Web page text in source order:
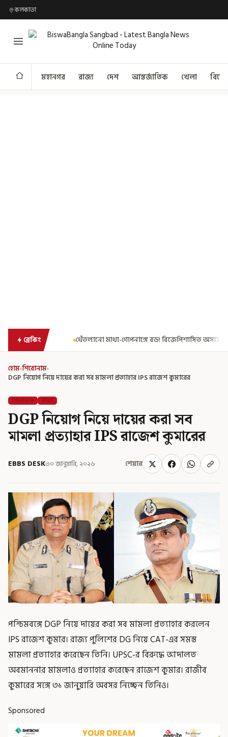
কলকাতা
মহানগর রাজ্য দেশ আন্তর্জাতিক খেলা
ব্রেকিং
মাথা-গোপনাঙ্গে রড! বিজেপিশাসিত অসমে নাবালিকার নৃশংস পরিণতি
হোম›শিরোনাম›
DGP নিয়োগ নিয়ে দায়ের করা সব মামলা প্রত্যাহার IPS রাজেশ কুমারের
শিরোনাম রাজ্য
DGP নিয়োগ নিয়ে দায়ের করা সব
মামলা প্রত্যাহার IPS রাজেশ কুমারের
EBBS DESK৩০ জানুয়ারি, ২০২৬ শেয়ার
পশ্চিমবঙ্গে DGP নিয়ে দায়ের করা সব মামলা প্রত্যাহার করলেন
IPS রাজেশ কুমার। রাজ্য পুলিশের DG নিয়ে CAT-এর সমস্ত
মামলা প্রত্যাহার করেছেন তিনি। UPSC-র বিরুদ্ধে আদালত
অবমাননার মামলাও প্রত্যাহার করেছেন রাজেশ কুমার। রাজীব
কুমারের সঙ্গে ৩১ জানুয়ারি অবসর নিচ্ছেন তিনিও।
Sponsored